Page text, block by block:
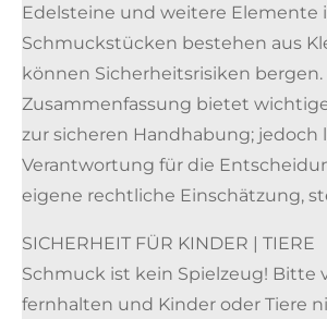
Edelsteine und weitere Elemente
Schmuckstücken bestehen aus
können Sicherheitsrisiken bergen.
Zusammenfassung bietet
zur sicheren Handhabung; jedoch
Verantwortung für die
eigene rechtliche Einschätzung,
SICHERHEIT FÜR KINDER | TIERE
Schmuck ist kein Spielzeug! Bitte
fernhalten und Kinder oder Tiere